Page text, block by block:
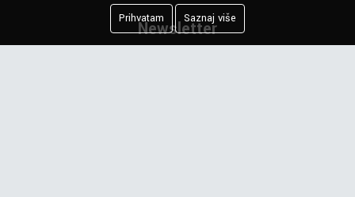
Newsletter
Prihvatam
Saznaj više